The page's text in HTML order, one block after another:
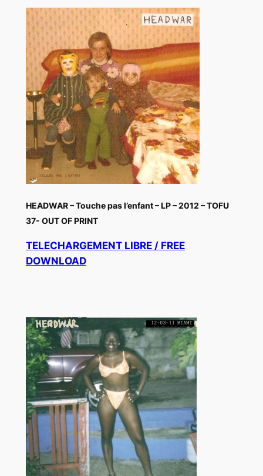
HEADWAR – Touche pas l’enfant – LP – 2012 – TOFU
37- OUT OF PRINT
TELECHARGEMENT LIBRE / FREE
DOWNLOAD